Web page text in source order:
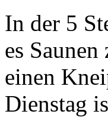
In der 5
es
einen
Dienstag